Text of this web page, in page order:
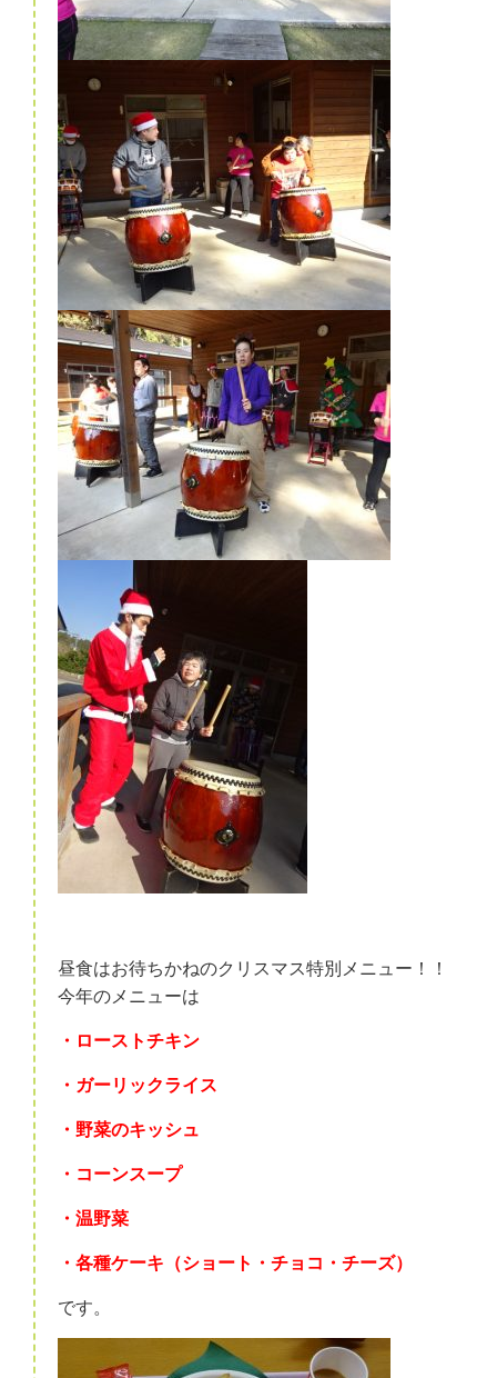
昼食はお待ちかねのクリスマス特別メニュー！！
今年のメニューは
・ローストチキン
・ガーリックライス
・野菜のキッシュ
・コーンスープ
・温野菜
・各種ケーキ（ショート・チョコ・チーズ）
です。